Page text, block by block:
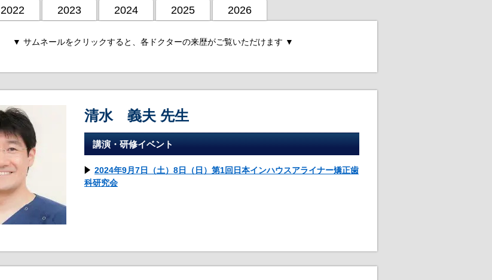
2022 2023 2024 2025 2026
▼ サムネールをクリックすると、各ドクターの来歴がご覧いただけます ▼
清水 義夫 先生
講演・研修イベント
2024年9月7日（土）8日（日）第1回日本インハウスアライナー矯正歯
科研究会